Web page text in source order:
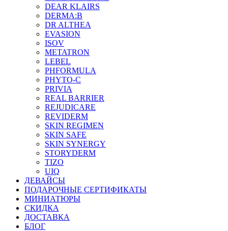
DEAR KLAIRS
DERMA:B
DR ALTHEA
EVASION
ISOV
METATRON
LEBEL
PHFORMULA
PHYTO-C
PRIVIA
REAL BARRIER
REJUDICARE
REVIDERM
SKIN REGIMEN
SKIN SAFE
SKIN SYNERGY
STORYDERM
TIZO
UIQ
ДЕВАЙСЫ
ПОДАРОЧНЫЕ СЕРТИФИКАТЫ
МИНИАТЮРЫ
СКИДКА
ДОСТАВКА
БЛОГ